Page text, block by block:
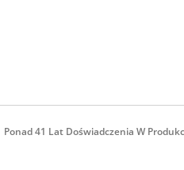
41 Lat Doświadczenia W